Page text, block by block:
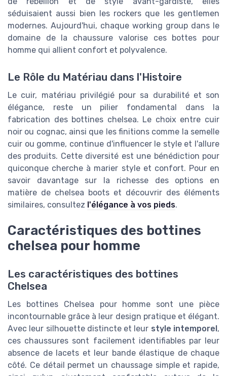
séduisaient aussi bien les rockers que les gentlemen
modernes. Aujourd'hui, chaque working group dans le
domaine de la chaussure valorise ces bottes pour
homme qui allient confort et polyvalence.
Le Rôle du Matériau dans l'Histoire
Le cuir, matériau privilégié pour sa durabilité et son
élégance, reste un pilier fondamental dans la
fabrication des bottines chelsea. Le choix entre cuir
noir ou cognac, ainsi que les finitions comme la semelle
cuir ou gomme, continue d'influencer le style et l'allure
des produits. Cette diversité est une bénédiction pour
quiconque cherche à marier style et confort. Pour en
savoir davantage sur la richesse des options en
matière de chelsea boots et découvrir des éléments
similaires, consultez l'élégance à vos pieds.
Caractéristiques des bottines
chelsea pour homme
Les caractéristiques des bottines
Chelsea
Les bottines Chelsea pour homme sont une pièce
incontournable grâce à leur design pratique et élégant.
Avec leur silhouette distincte et leur style intemporel,
ces chaussures sont facilement identifiables par leur
absence de lacets et leur bande élastique de chaque
côté. Ce détail permet un chaussage simple et rapide,